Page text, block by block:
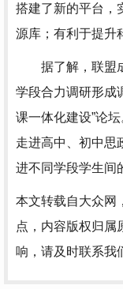
搭建了新的平台，
源库；有利于提升
据了解，联盟成
学段合力调研形成
课一体化建设”论
走进高中、初中思
进不同学段学生间
本文转载自大众网
点，内容版权归属
响，请及时联系我